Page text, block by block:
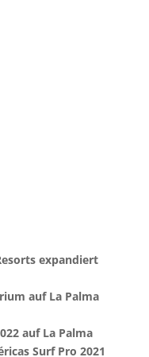
expandiert
auf La Palma
auf La Palma
Surf Pro 2021